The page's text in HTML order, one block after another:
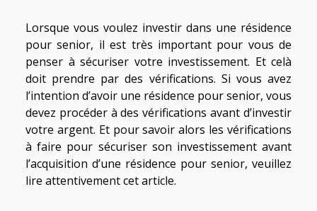
Lorsque vous voulez investir dans une résidence
pour senior, il est très important pour vous de
penser à sécuriser votre investissement. Et celà
doit prendre par des vérifications. Si vous avez
l’intention d’avoir une résidence pour senior, vous
devez procéder à des vérifications avant d’investir
votre argent. Et pour savoir alors les vérifications
à faire pour sécuriser son investissement avant
l’acquisition d’une résidence pour senior, veuillez
lire attentivement cet article.